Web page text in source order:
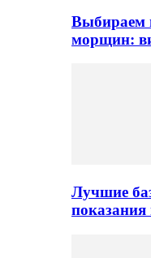
Выбираем
морщин:
Лучшие